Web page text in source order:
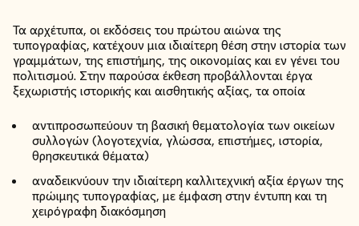
Τα αρχέτυπα, οι εκδόσεις του πρώτου αιώνα της
τυπογραφίας, κατέχουν μια ιδιαίτερη θέση στην ιστορία των
γραμμάτων, της επιστήμης, της οικονομίας και εν γένει του
πολιτισμού. Στην παρούσα έκθεση προβάλλονται έργα
ξεχωριστής ιστορικής και αισθητικής αξίας, τα οποία
αντιπροσωπεύουν τη βασική θεματολογία των οικείων
συλλογών (λογοτεχνία, γλώσσα, επιστήμες, ιστορία,
θρησκευτικά θέματα)
αναδεικνύουν την ιδιαίτερη καλλιτεχνική αξία έργων της
πρώιμης τυπογραφίας, με έμφαση στην έντυπη και τη
χειρόγραφη διακόσμηση